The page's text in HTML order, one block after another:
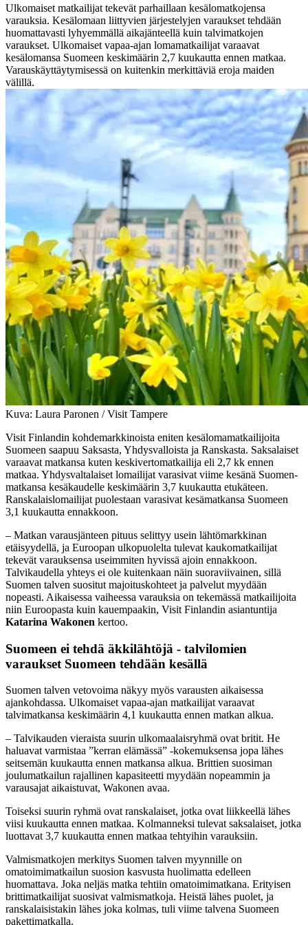
Ulkomaiset matkailijat tekevät parhaillaan kesälomatkojensa
varauksia. Kesälomaan liittyvien järjestelyjen varaukset tehdään
huomattavasti lyhyemmällä aikajänteellä kuin talvimatkojen
varaukset. Ulkomaiset vapaa-ajan lomamatkailijat varaavat
kesälomansa Suomeen keskimäärin 2,7 kuukautta ennen matkaa.
Varauskäyttäytymisessä on kuitenkin merkittäviä eroja maiden
välillä.
Kuva: Laura Paronen / Visit Tampere
Visit Finlandin kohdemarkkinoista eniten kesälomamatkailijoita
Suomeen saapuu Saksasta, Yhdysvalloista ja Ranskasta. Saksalaiset
varaavat matkansa kuten keskivertomatkailija eli 2,7 kk ennen
matkaa. Yhdysvaltalaiset lomailijat varasivat viime kesänä Suomen-
matkansa kesäkaudelle keskimäärin 3,7 kuukautta etukäteen.
Ranskalaislomailijat puolestaan varasivat kesämatkansa Suomeen
3,1 kuukautta ennakkoon.
– Matkan varausjänteen pituus selittyy usein lähtömarkkinan
etäisyydellä, ja Euroopan ulkopuolelta tulevat kaukomatkailijat
tekevät varauksensa useimmiten hyvissä ajoin ennakkoon.
Talvikaudella yhteys ei ole kuitenkaan näin suoraviivainen, sillä
Suomen talven suositut majoituskohteet ja palvelut myydään
nopeasti. Aikaisessa vaiheessa varauksia on tekemässä matkailijoita
niin Euroopasta kuin kauempaakin, Visit Finlandin asiantuntija
Katarina Wakonen kertoo.
Suomeen ei tehdä äkkilähtöjä - talvilomien
varaukset Suomeen tehdään kesällä
Suomen talven vetovoima näkyy myös varausten aikaisessa
ajankohdassa. Ulkomaiset vapaa-ajan matkailijat varaavat
talvimatkansa keskimäärin 4,1 kuukautta ennen matkan alkua.
– Talvikauden vieraista suurin ulkomaalaisryhmä ovat britit. He
haluavat varmistaa ”kerran elämässä” -kokemuksensa jopa lähes
seitsemän kuukautta ennen matkansa alkua. Brittien suosiman
joulumatkailun rajallinen kapasiteetti myydään nopeammin ja
varausajat aikaistuvat, Wakonen avaa.
Toiseksi suurin ryhmä ovat ranskalaiset, jotka ovat liikkeellä lähes
viisi kuukautta ennen matkaa. Kolmanneksi tulevat saksalaiset, jotka
luottavat 3,7 kuukautta ennen matkaa tehtyihin varauksiin.
Valmismatkojen merkitys Suomen talven myynnille on
omatoimimatkailun suosion kasvusta huolimatta edelleen
huomattava. Joka neljäs matka tehtiin omatoimimatkana. Erityisen
brittimatkailijat suosivat valmismatkoja. Heistä lähes puolet, ja
ranskalaisistakin lähes joka kolmas, tuli viime talvena Suomeen
pakettimatkalla.